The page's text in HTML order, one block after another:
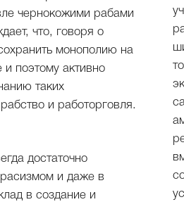
чернокожими рабами
что, говоря о
монополию на
и поэтому активно
таких
и работорговля.
достаточно
и даже в
в создание и